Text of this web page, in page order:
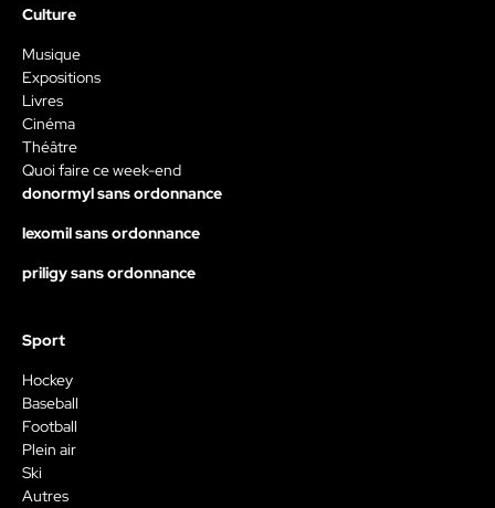
Culture
Musique
Expositions
Livres
Cinéma
Théâtre
Quoi faire ce week-end
donormyl sans ordonnance
lexomil sans ordonnance
priligy sans ordonnance
Sport
Hockey
Baseball
Football
Plein air
Ski
Autres